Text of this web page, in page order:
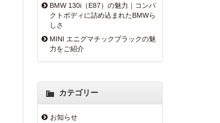
BMW 130i（E87）の魅力｜コンパ
クトボディに詰め込まれたBMWら
しさ
MINI エニグマチックブラックの魅
力をご紹介
カテゴリー
お知らせ